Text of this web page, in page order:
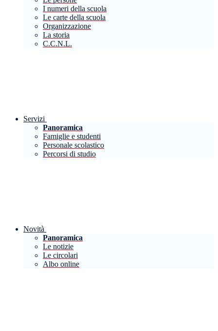
I numeri della scuola
Le carte della scuola
Organizzazione
La storia
C.C.N.L.
Servizi
Panoramica
Famiglie e studenti
Personale scolastico
Percorsi di studio
Novità
Panoramica
Le notizie
Le circolari
Albo online